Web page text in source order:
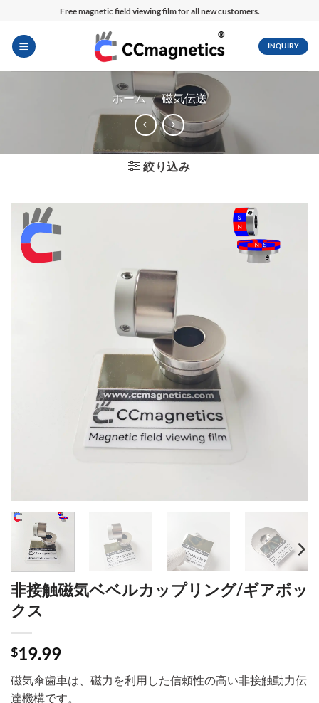
Free magnetic field viewing film for all new customers.
INQUIRY
ホーム / 磁気伝送
絞り込み
非接触磁気ベベルカップリング/ギアボッ
クス
$19.99
磁気傘歯車は、磁力を利用した信頼性の高い非接触動力伝
達機構です。